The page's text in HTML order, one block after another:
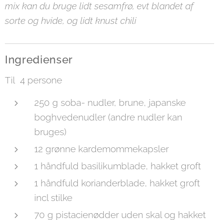
mix kan du bruge lidt sesamfrø, evt blandet af
sorte og hvide, og lidt knust chili
Ingredienser
Til 4 persone
250 g soba- nudler, brune, japanske
boghvedenudler (andre nudler kan
bruges)
12 grønne kardemommekapsler
1 håndfuld basilikumblade, hakket groft
1 håndfuld korianderblade, hakket groft
incl stilke
70 g pistacienødder uden skal og hakket